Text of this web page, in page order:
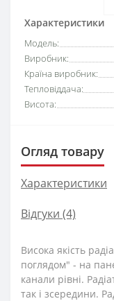
Характеристики
Модель:
Виробник:
Країна виробник:
Тепловіддача:
Висота:
Огляд товару
Характеристики
Відгуки (4)
Висока якість
поглядом" - на
канали рівні.
так і зсередини.